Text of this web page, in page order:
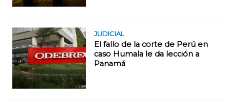
JUDICIAL
El fallo de la corte de Perú en
caso Humala le da lección a
Panamá